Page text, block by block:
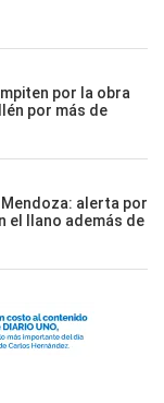
por la obra
por más de
alerta por
el llano además de